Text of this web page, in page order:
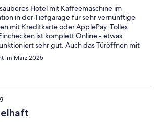
Hotel mit Kaffeemaschine im
in der Tiefgarage für sehr vernünftige
mit Kreditkarte oder ApplePay. Tolles
ist komplett Online - etwas
sehr gut. Auch das Türöffnen mit
LogIn funktioniert sehr gut.
im März 2025